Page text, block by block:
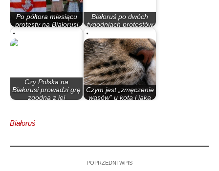
Po półtora miesiącu
protesty na Białorusi
Białoruś po dwóch
tygodniach protestów
Czy Polska na
Białorusi prowadzi grę
zgodną z jej
Czym jest „zmęczenie
wąsów” u kota i jaką
Białoruś
POPRZEDNI WPIS